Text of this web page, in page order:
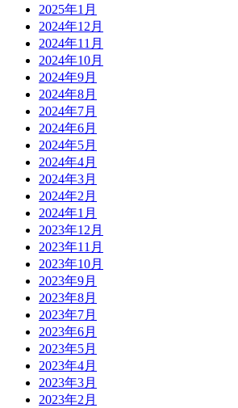
2025年1月
2024年12月
2024年11月
2024年10月
2024年9月
2024年8月
2024年7月
2024年6月
2024年5月
2024年4月
2024年3月
2024年2月
2024年1月
2023年12月
2023年11月
2023年10月
2023年9月
2023年8月
2023年7月
2023年6月
2023年5月
2023年4月
2023年3月
2023年2月